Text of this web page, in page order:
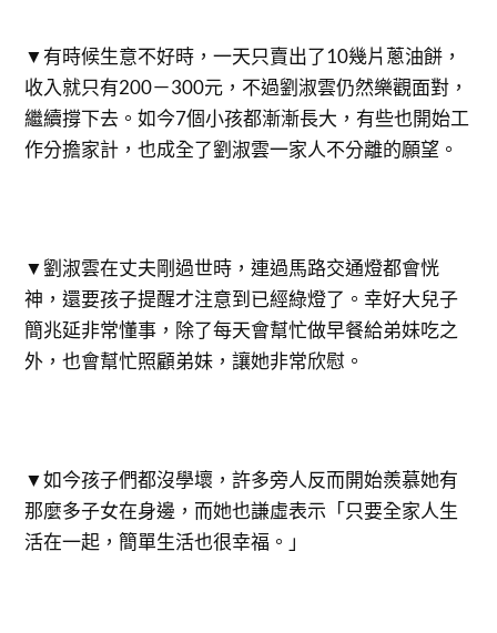
▼有時候生意不好時，一天只賣出了10幾片蔥油餅，
收入就只有200－300元，不過劉淑雲仍然樂觀面對，
繼續撐下去。如今7個小孩都漸漸長大，有些也開始工
作分擔家計，也成全了劉淑雲一家人不分離的願望。
▼劉淑雲在丈夫剛過世時，連過馬路交通燈都會恍
神，還要孩子提醒才注意到已經綠燈了。幸好大兒子
簡兆延非常懂事，除了每天會幫忙做早餐給弟妹吃之
外，也會幫忙照顧弟妹，讓她非常欣慰。
▼如今孩子們都沒學壞，許多旁人反而開始羨慕她有
那麼多子女在身邊，而她也謙虛表示「只要全家人生
活在一起，簡單生活也很幸福。」